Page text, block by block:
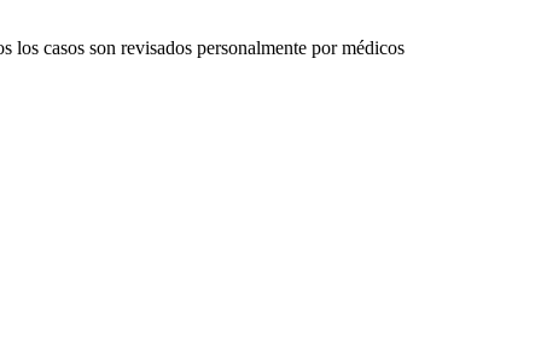
casos son revisados personalmente por médicos